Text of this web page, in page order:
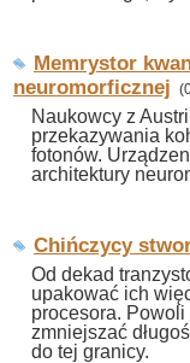
Memrystor
neuromorficznej
Naukowcy z
przekazywania
fotonów.
architektury
Chińczycy
Od dekad
upakować ich
procesora.
zmniejszać
do tej granicy.